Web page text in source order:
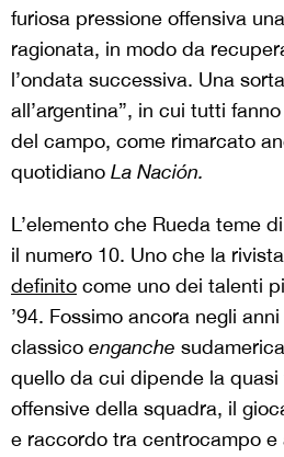
furiosa pressione offensiva
ragionata, in modo da
l’ondata successiva. Una
all’argentina”, in cui tutti
del campo, come rimarcato
quotidiano La Nación.
L’elemento che Rueda teme
il numero 10. Uno che la rivista
definito come uno dei talenti
’94. Fossimo ancora negli
classico enganche
quello da cui dipende la
offensive della squadra, il
e raccordo tra centrocampo